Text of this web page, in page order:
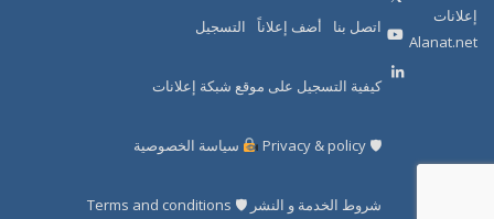
إعلانات
Alanat.net
اتصل بنا أضف إعلاناً التسجيل
كيفية التسجيل على موقع شبكة إعلانات
🛡 Privacy & policy سياسة الخصوصية
شروط الخدمة و النشر 🛡 Terms and conditions